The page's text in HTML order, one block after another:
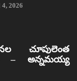
2026
చూపులెంత
– అన్నమయ్య